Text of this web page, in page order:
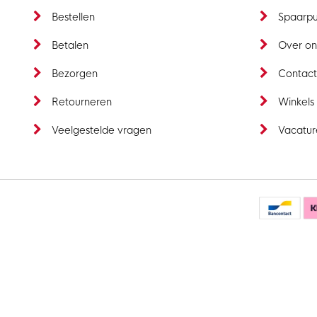
Bestellen
Betalen
Bezorgen
Retourneren
Veelgestelde vragen
Over
Contact
Winkels